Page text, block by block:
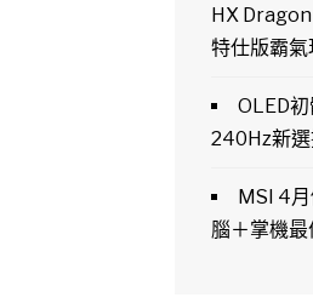
HX
特仕版霸
OLED
240Hz新
MSI 4
腦＋掌機